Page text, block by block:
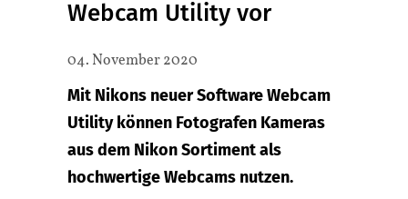
Webcam Utility vor
04. November 2020
Mit Nikons neuer Software Webcam
Utility können Fotografen Kameras
aus dem Nikon Sortiment als
hochwertige Webcams nutzen.